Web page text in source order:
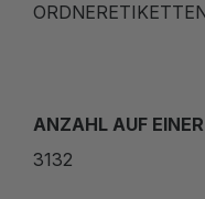
ANZAHL AUF
3132